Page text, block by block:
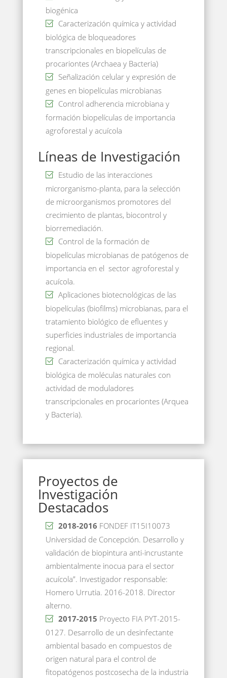
biogénica
Caracterización química y actividad
biológica de bloqueadores
transcripcionales en biopelículas de
procariontes (Archaea y Bacteria)
Señalización celular y expresión de
genes en biopelículas microbianas
Control adherencia microbiana y
formación biopelículas de importancia
agroforestal y acuícola
Líneas de Investigación
Estudio de las interacciones
microrganismo-planta, para la selección
de microorganismos promotores del
crecimiento de plantas, biocontrol y
biorremediación.
Control de la formación de
biopelículas microbianas de patógenos de
importancia en el sector agroforestal y
acuícola.
Aplicaciones biotecnológicas de las
biopelículas (biofilms) microbianas, para el
tratamiento biológico de efluentes y
superficies industriales de importancia
regional.
Caracterización química y actividad
biológica de moléculas naturales con
actividad de moduladores
transcripcionales en procariontes (Arquea
y Bacteria).
Proyectos de
Investigación
Destacados
2018-2016 FONDEF IT15I10073
Universidad de Concepción. Desarrollo y
validación de biopintura anti-incrustante
ambientalmente inocua para el sector
acuícola”. Investigador responsable:
Homero Urrutia. 2016-2018. Director
alterno.
2017-2015 Proyecto FIA PYT-2015-
0127. Desarrollo de un desinfectante
ambiental basado en compuestos de
origen natural para el control de
fitopatógenos postcosecha de la industria